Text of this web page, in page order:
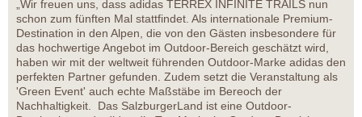
„Wir freuen uns, dass adidas TERREX INFINITE TRAILS nun
schon zum fünften Mal stattfindet. Als internationale Premium-
Destination in den Alpen, die von den Gästen insbesondere für
das hochwertige Angebot im Outdoor-Bereich geschätzt wird,
haben wir mit der weltweit führenden Outdoor-Marke adidas den
perfekten Partner gefunden. Zudem setzt die Veranstaltung als
'Green Event' auch echte Maßstäbe im Bereoch der
Nachhaltigkeit. Das SalzburgerLand ist eine Outdoor-